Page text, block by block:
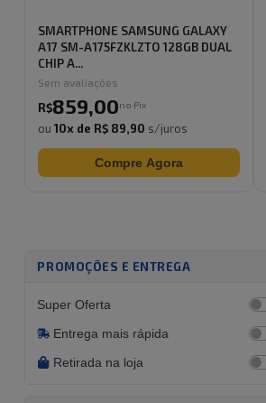
SMARTPHONE SAMSUNG GALAXY
A17 SM-A175FZKLZTO 128GB DUAL
CHIP A...
Sem avaliações
R$859,00no Pix
ou 10x de R$ 89,90 s/juros
Compre Agora
PROMOÇÕES E ENTREGA
Super Oferta
Entrega mais rápida
Retirada na loja